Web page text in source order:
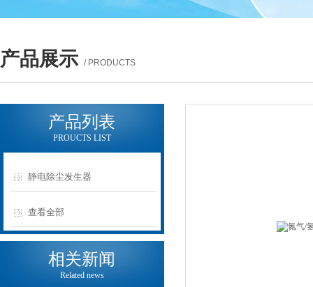
产品展示 / PRODUCTS
产品列表
PROUCTS LIST
静电除尘发生器
查看全部
相关新闻
Related news